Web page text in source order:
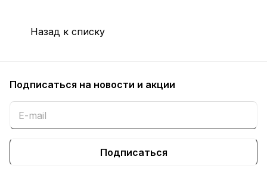
Назад к списку
Подписаться на новости и акции
Подписаться